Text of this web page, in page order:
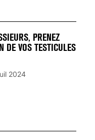
PRENEZ
DE VOS TESTICULES
2024